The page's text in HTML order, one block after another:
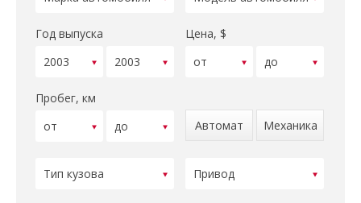
Год выпуска Цена, $
Пробег, км
Автомат
Механика